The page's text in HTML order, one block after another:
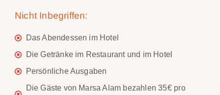
Nicht Inbegriffen:
Das Abendessen im Hotel
Die Getränke im Restaurant und im Hotel
Persönliche Ausgaben
Die Gäste von Marsa Alam bezahlen 35€ pro